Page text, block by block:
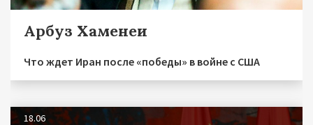
Арбуз Хаменеи
Что ждет Иран после «победы» в войне с США
18.06